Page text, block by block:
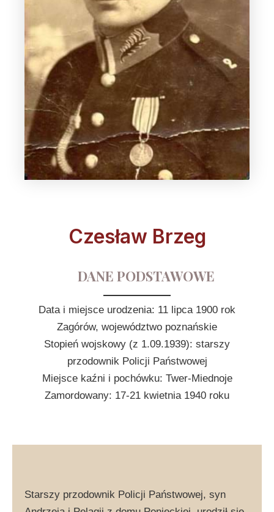
Czesław Brzeg
DANE PODSTAWOWE
Data i miejsce urodzenia: 11 lipca 1900 rok
Zagórów, województwo poznańskie
Stopień wojskowy (z 1.09.1939): starszy
przodownik Policji Państwowej
Miejsce kaźni i pochówku: Twer-Miednoje
Zamordowany: 17-21 kwietnia 1940 roku
Starszy przodownik Policji Państwowej, syn